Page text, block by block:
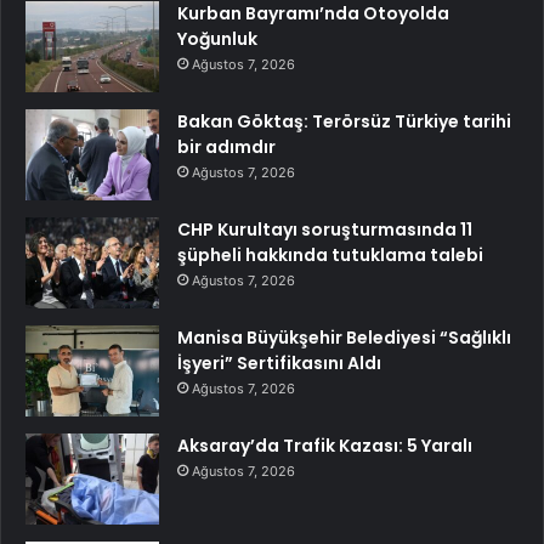
Kurban Bayramı’nda Otoyolda
Yoğunluk
Ağustos 7, 2026
Bakan Göktaş: Terörsüz Türkiye tarihi
bir adımdır
Ağustos 7, 2026
CHP Kurultayı soruşturmasında 11
şüpheli hakkında tutuklama talebi
Ağustos 7, 2026
Manisa Büyükşehir Belediyesi “Sağlıklı
İşyeri” Sertifikasını Aldı
Ağustos 7, 2026
Aksaray’da Trafik Kazası: 5 Yaralı
Ağustos 7, 2026